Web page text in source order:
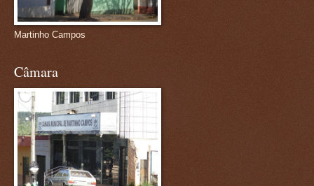
Martinho Campos
Câmara